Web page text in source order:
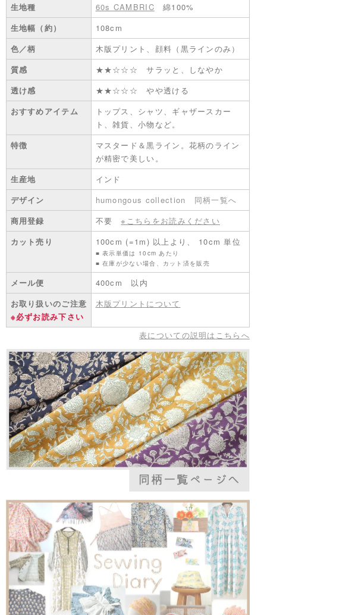
生地種 60s CAMBRIC 綿100%
生地幅（約）
108cm
色／柄
木版プリント、顔料（黒ラインのみ）
質感
★★☆☆☆ サラッと、しなやか
透け感
★★☆☆☆ やや透ける
おすすめアイテム
トップス、シャツ、ギャザースカー
ト、雑貨、小物など。
特徴
マスタード＆黒ライン。花柄のライン
が精密で美しい。
生産地
インド
デザイン
humongous collection
同柄一覧へ
商用登録
不要※こちらをお読みください
カット売り
100cm (=1m) 以上より、 10cm 単位
■ 表示単価は 10cm あたり
■ 在庫が少ない場合、カット済を販売
メール便
400cm 以内
お取り扱いのご注意
※必ずお読み下さい
木版プリントについて
表についての説明はこちらへ